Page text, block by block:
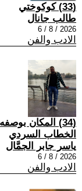
(33) كوكوختي
طالب جانال
2026 / 8 / 6
الادب والفن
(34) المكان
الخطاب السردي
ياسر جابر الجمَّال
2026 / 8 / 6
الادب والفن